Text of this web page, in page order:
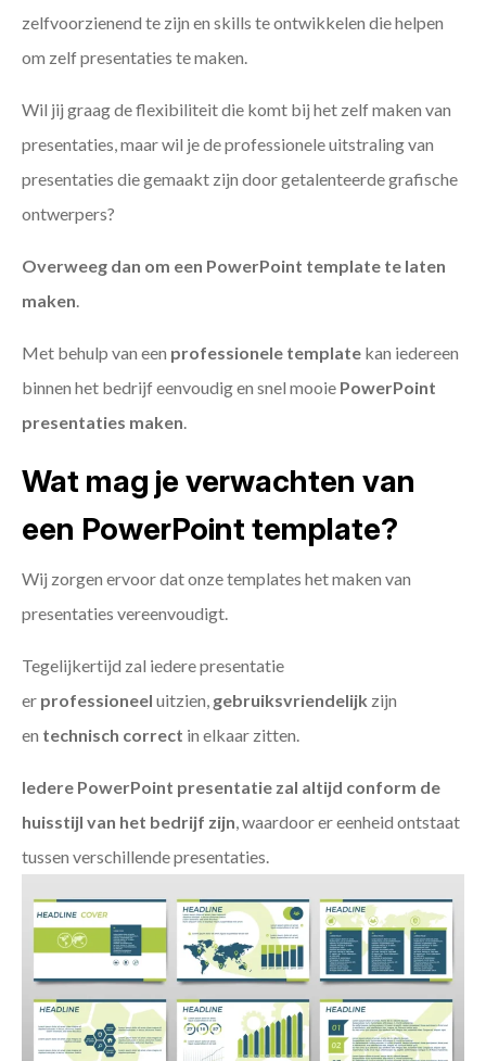
zelfvoorzienend te zijn en skills te ontwikkelen die helpen
om zelf presentaties te maken.
Wil jij graag de flexibiliteit die komt bij het zelf maken van
presentaties, maar wil je de professionele uitstraling van
presentaties die gemaakt zijn door getalenteerde grafische
ontwerpers?
Overweeg dan om een PowerPoint template te laten
maken.
Met behulp van een professionele template kan iedereen
binnen het bedrijf eenvoudig en snel mooie PowerPoint
presentaties maken.
Wat mag je verwachten van
een PowerPoint template?
Wij zorgen ervoor dat onze templates het maken van
presentaties vereenvoudigt.
Tegelijkertijd zal iedere presentatie
er professioneel uitzien, gebruiksvriendelijk zijn
en technisch correct in elkaar zitten.
Iedere PowerPoint presentatie zal altijd conform de
huisstijl van het bedrijf zijn, waardoor er eenheid ontstaat
tussen verschillende presentaties.